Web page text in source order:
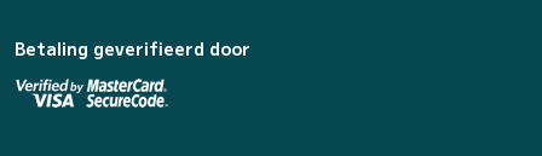
Betaling geverifieerd door